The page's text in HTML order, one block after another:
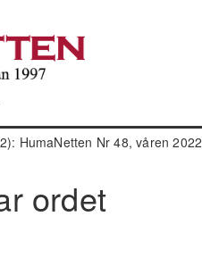
HumaNetten Nr 48, våren 2022
ordet